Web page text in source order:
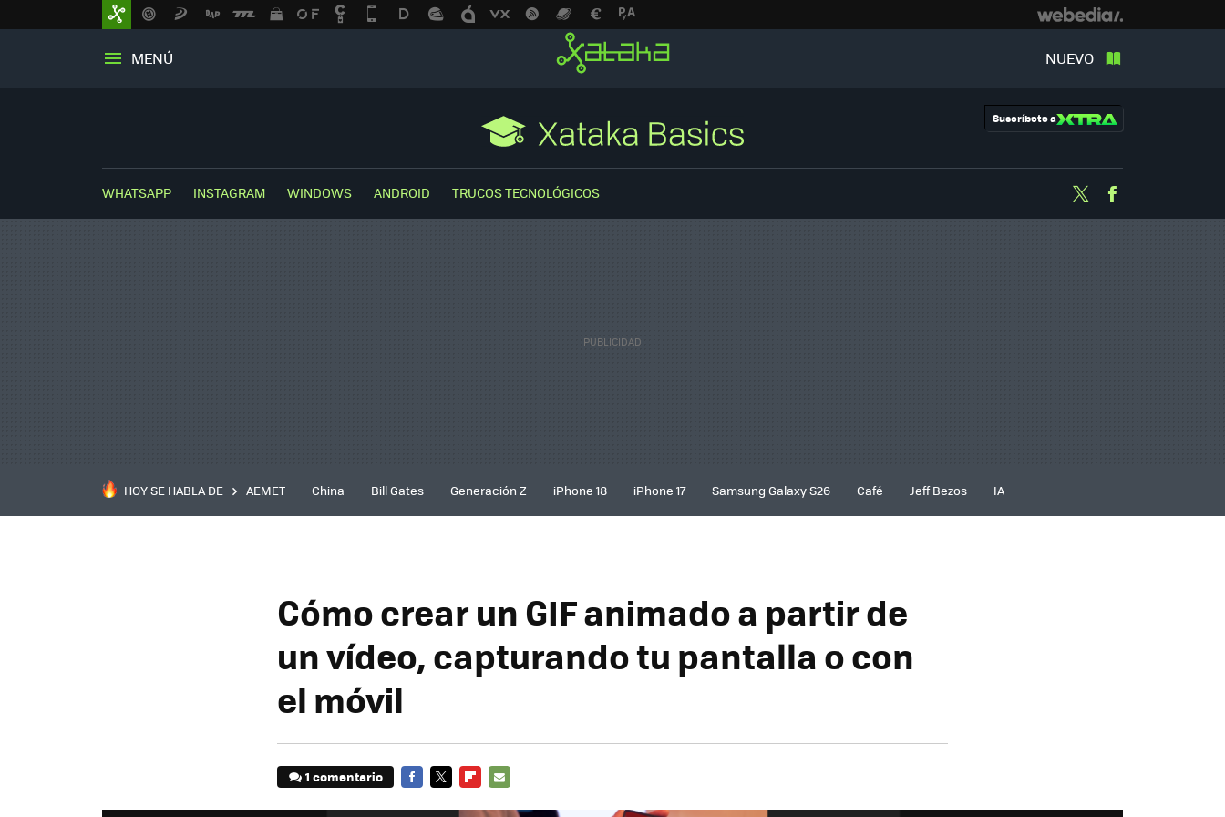
MENÚ NUEVO
Suscríbete a
WHATSAPP INSTAGRAM WINDOWS ANDROID TRUCOS TECNOLÓGICOS Twitter
HOY SE HABLA DE AEMET China Bill Gates Generación Z iPhone 18 iPhone 17 Samsung Galaxy S26 Café Jeff Bezos IA
Cómo crear un GIF animado a partir de
un vídeo, capturando tu pantalla o con
el móvil
1 comentario